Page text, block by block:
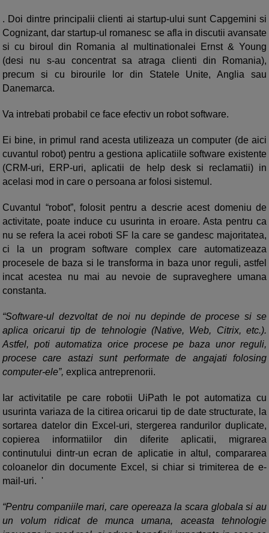
. Doi dintre principalii clienti ai startup-ului sunt Capgemini si
Cognizant, dar startup-ul romanesc se afla in discutii avansate
si cu biroul din Romania al multinationalei Ernst & Young
(desi nu s-au concentrat sa atraga clienti din Romania),
precum si cu birourile lor din Statele Unite, Anglia sau
Danemarca.
Va intrebati probabil ce face efectiv un robot software.
Ei bine, in primul rand acesta utilizeaza un computer (de aici
cuvantul robot) pentru a gestiona aplicatiile software existente
(CRM-uri, ERP-uri, aplicatii de help desk si reclamatii) in
acelasi mod in care o persoana ar folosi sistemul.
Cuvantul “robot”, folosit pentru a descrie acest domeniu de
activitate, poate induce cu usurinta in eroare. Asta pentru ca
nu se refera la acei roboti SF la care se gandesc majoritatea,
ci la un program software complex care automatizeaza
procesele de baza si le transforma in baza unor reguli, astfel
incat acestea nu mai au nevoie de supraveghere umana
constanta.
“Software-ul dezvoltat de noi nu depinde de procese si se
aplica oricarui tip de tehnologie (Native, Web, Citrix, etc.).
Astfel, poti automatiza orice procese pe baza unor reguli,
procese care astazi sunt performate de angajati folosing
computer-ele”, explica antreprenorii.
Iar activitatile pe care robotii UiPath le pot automatiza cu
usurinta variaza de la citirea oricarui tip de date structurate, la
sortarea datelor din Excel-uri, stergerea randurilor duplicate,
copierea informatiilor din diferite aplicatii, migrarea
continutului dintr-un ecran de aplicatie in altul, compararea
coloanelor din documente Excel, si chiar si trimiterea de e-
mail-uri. '
“Pentru companiile mari, care opereaza la scara globala si au
un volum ridicat de munca umana, aceasta tehnologie